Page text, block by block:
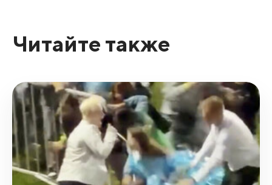
Читайте также